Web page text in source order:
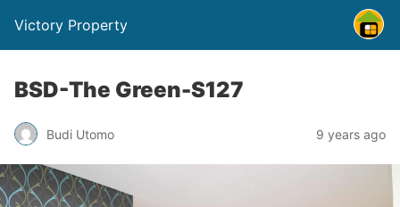
Victory Property
BSD-The Green-S127
Budi Utomo 9 years ago